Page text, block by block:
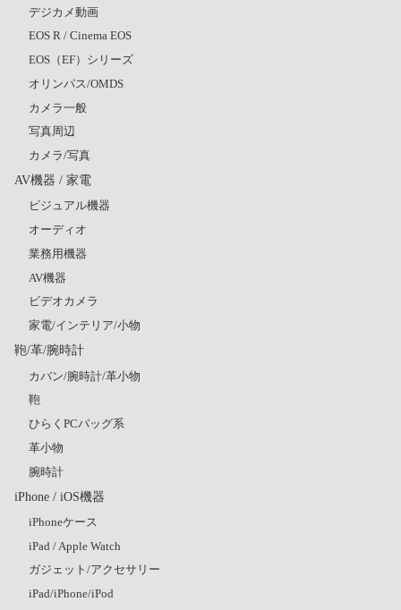
デジカメ動画
EOS R / Cinema EOS
EOS（EF）シリーズ
オリンパス/OMDS
カメラ一般
写真周辺
カメラ/写真
AV機器 / 家電
ビジュアル機器
オーディオ
業務用機器
AV機器
ビデオカメラ
家電/インテリア/小物
鞄/革/腕時計
カバン/腕時計/革小物
鞄
ひらくPCバッグ系
革小物
腕時計
iPhone / iOS機器
iPhoneケース
iPad / Apple Watch
ガジェット/アクセサリー
iPad/iPhone/iPod